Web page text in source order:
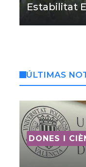
Estabilitat
ÚLTIMAS
DONES I